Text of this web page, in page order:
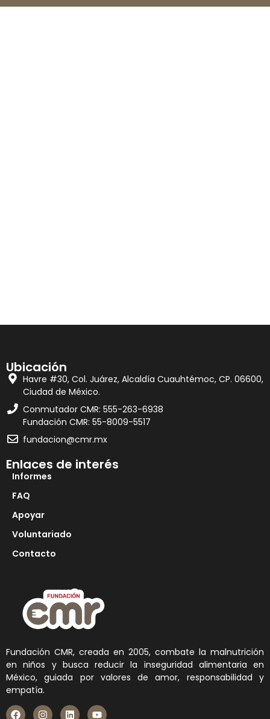
Fundación CMR, creada en 2005, combate la malnutrición
en niños y busca reducir la inseguridad alimentaria en
México, guiada por valores de amor, responsabilidad y
empatía.
Enlaces de interés
Informes
FAQ
Apoyar
Voluntariado
Contacto
Ubicación
Havre #30, Col. Juárez, Alcaldía Cuauhtémoc, CP. 06600,
Ciudad de México.
Conmutador CMR: 555-263-6938
Fundación CMR: 55-8009-5517
fundacion@cmr.mx